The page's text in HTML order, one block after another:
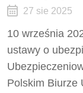
27 sie 2025
10 września
ustawy o
Polskim Biurze